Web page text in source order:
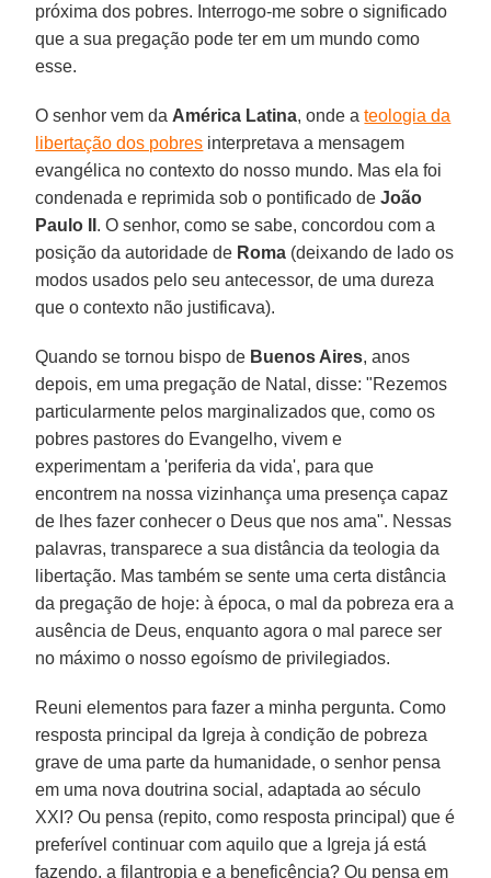
próxima dos pobres. Interrogo-me sobre o significado
que a sua pregação pode ter em um mundo como
esse.
O senhor vem da América Latina, onde ateologia da
libertação dos pobres interpretava a mensagem
evangélica no contexto do nosso mundo. Mas ela foi
condenada e reprimida sob o pontificado deJoão
Paulo II . O senhor, como se sabe, concordou com a
posição da autoridade de Roma (deixando de lado os
modos usados pelo seu antecessor, de uma dureza
que o contexto não justificava).
Quando se tornou bispo de Buenos Aires, anos
depois, em uma pregação de Natal, disse: "Rezemos
particularmente pelos marginalizados que, como os
pobres pastores do Evangelho, vivem e
experimentam a 'periferia da vida', para que
encontrem na nossa vizinhança uma presença capaz
de lhes fazer conhecer o Deus que nos ama". Nessas
palavras, transparece a sua distância da teologia da
libertação. Mas também se sente uma certa distância
da pregação de hoje: à época, o mal da pobreza era a
ausência de Deus, enquanto agora o mal parece ser
no máximo o nosso egoísmo de privilegiados.
Reuni elementos para fazer a minha pergunta. Como
resposta principal da Igreja à condição de pobreza
grave de uma parte da humanidade, o senhor pensa
em uma nova doutrina social, adaptada ao século
XXI? Ou pensa (repito, como resposta principal) que é
preferível continuar com aquilo que a Igreja já está
fazendo, a filantropia e a beneficência? Ou pensa em